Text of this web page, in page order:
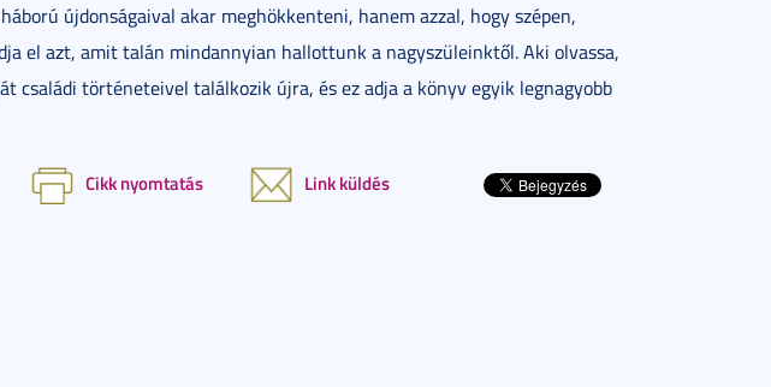
újdonságaival akar meghökkenteni, hanem azzal, hogy szépen,
el azt, amit talán mindannyian hallottunk a nagyszüleinktől. Aki olvassa,
családi történeteivel találkozik újra, és ez adja a könyv egyik legnagyobb
Cikk nyomtatás Link küldés